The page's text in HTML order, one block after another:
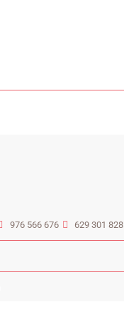
976 566 676 629 301 828